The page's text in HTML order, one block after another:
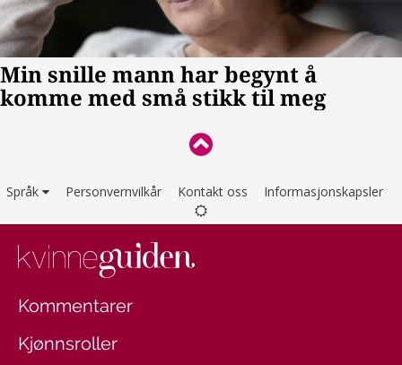
Språk Personvernvilkår Kontakt oss Informasjonskapsler
Kommentarer
Kjønnsroller